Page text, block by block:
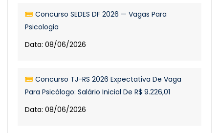
Concurso SEDES DF 2026 — Vagas Para
Psicologia
Data: 08/06/2026
Concurso TJ-RS 2026 Expectativa De Vaga
Para Psicólogo: Salário Inicial De R$ 9.226,01
Data: 08/06/2026